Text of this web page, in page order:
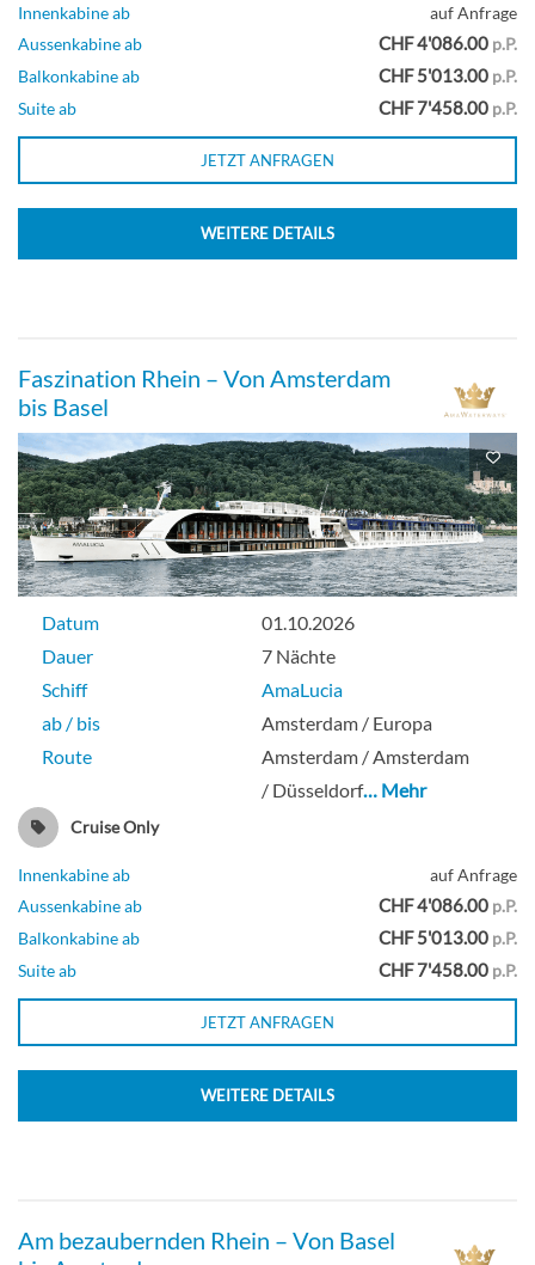
Innenkabine ab
auf Anfrage
Aussenkabine ab
CHF 4'086.00 p.P.
Balkonkabine ab
CHF 5'013.00 p.P.
Suite ab
CHF 7'458.00 p.P.
JETZT ANFRAGEN
WEITERE DETAILS
Faszination Rhein – Von Amsterdam
bis Basel
Datum
01.10.2026
Dauer
7 Nächte
Schiff
AmaLucia
ab / bis
Amsterdam / Europa
Route
Amsterdam / Amsterdam
/ Düsseldorf… Mehr
Cruise Only
Innenkabine ab
auf Anfrage
Aussenkabine ab
CHF 4'086.00 p.P.
Balkonkabine ab
CHF 5'013.00 p.P.
Suite ab
CHF 7'458.00 p.P.
JETZT ANFRAGEN
WEITERE DETAILS
Am bezaubernden Rhein – Von Basel